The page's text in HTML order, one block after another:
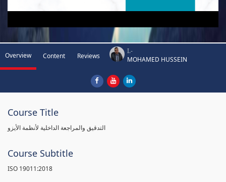
Overview Content Reviews
I.-
MOHAMED HUSSEIN
Course Title
التدقيق والمراجعة الداخلية لأنظمة الأيزو
Course Subtitle
ISO 19011:2018